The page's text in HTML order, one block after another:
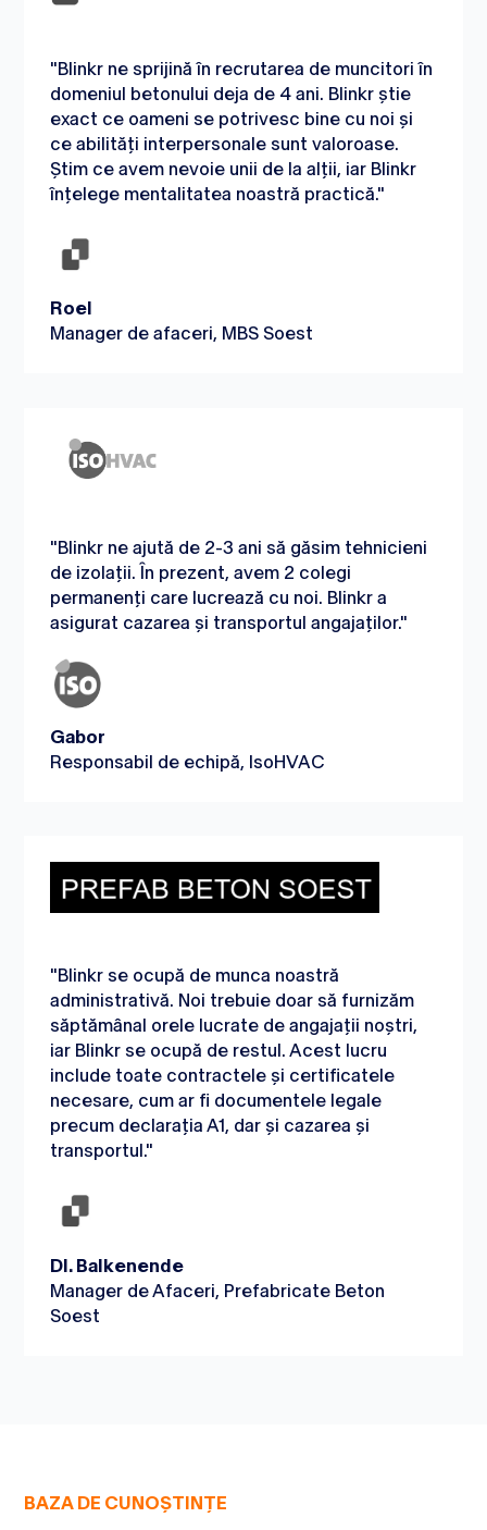
"Blinkr ne sprijină în recrutarea de muncitori în
domeniul betonului deja de 4 ani. Blinkr știe
exact ce oameni se potrivesc bine cu noi și
ce abilități interpersonale sunt valoroase.
Știm ce avem nevoie unii de la alții, iar Blinkr
înțelege mentalitatea noastră practică."
Roel
Manager de afaceri, MBS Soest
"Blinkr ne ajută de 2-3 ani să găsim tehnicieni
de izolații. În prezent, avem 2 colegi
permanenți care lucrează cu noi. Blinkr a
asigurat cazarea și transportul angajaților."
Gabor
Responsabil de echipă, IsoHVAC
"Blinkr se ocupă de munca noastră
administrativă. Noi trebuie doar să furnizăm
săptămânal orele lucrate de angajații noștri,
iar Blinkr se ocupă de restul. Acest lucru
include toate contractele și certificatele
necesare, cum ar fi documentele legale
precum declarația A1, dar și cazarea și
transportul."
Dl. Balkenende
Manager de Afaceri, Prefabricate Beton
Soest
BAZA DE CUNOȘTINȚE